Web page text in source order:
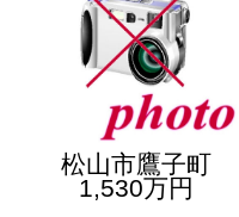
松山市鷹子町
1,530万円